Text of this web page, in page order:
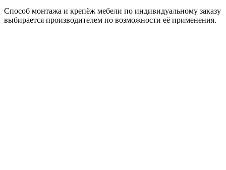
Способ монтажа и крепёж мебели по индивидуальному заказу
выбирается производителем по возможности её применения.